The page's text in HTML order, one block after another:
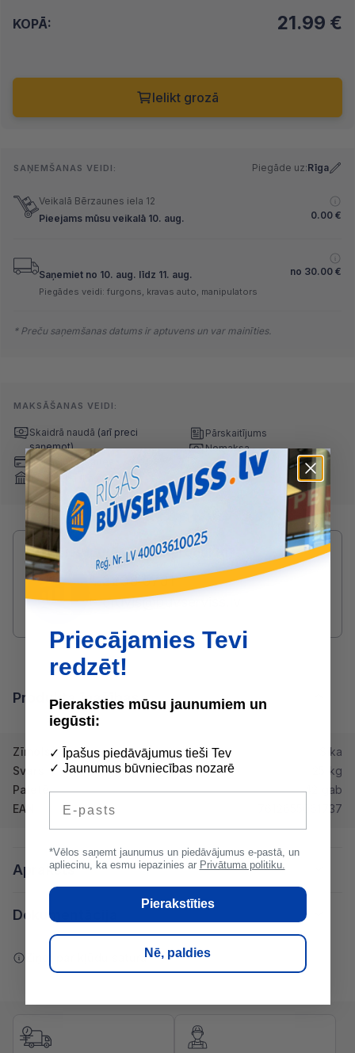
KOPĀ: 21.99 €
Ielikt grozā
SAŅEMŠANAS VEIDI: Piegāde uz:Rīga
Veikalā Bērzaunes iela 12
Pieejams mūsu veikalā 10. aug.
0.00 €
Saņemiet no 10. aug. līdz 11. aug. no 30.00 €
Piegādes veidi: furgons, kravas auto, manipulators
* Preču saņemšanas datums ir aptuvens un var mainīties.
MAKSĀŠANAS VEIDI:
Skaidrā naudā (arī preci
saņemot)
Maksājumu kartes
Internetbankas
Pārskaitījums
Nomaksa
Radušies jautājumi par produktu?
SAZINIES AR DRUVIS:
2233 5731
druvis@buvserviss.lv
Produkta īpašības
Zīmols
Sika
Svars
25 kg
Paletē
42 gab
EAN
7612655061737
Apraksts
Dokumentācija
Ziņot par kļūdu saturā
Priecājamies Tevi
redzēt!
Pieraksties mūsu jaunumiem un
iegūsti:
✓ Īpašus piedāvājumus tieši Tev
✓ Jaunumus būvniecības nozarē
*Vēlos saņemt jaunumus un piedāvājumus e-pastā, un
apliecinu, ka esmu iepazinies ar Privātuma politiku.
Pierakstīties
Nē, paldies